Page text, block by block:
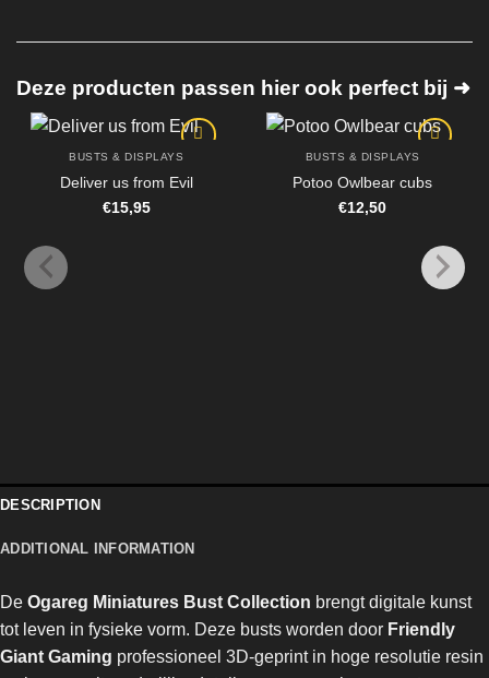
Deze producten passen hier ook perfect bij ➜
BUSTS & DISPLAYS
Deliver us from Evil
€15,95
BUSTS & DISPLAYS
Potoo Owlbear cubs
€12,50
DESCRIPTION
ADDITIONAL INFORMATION
De Ogareg Miniatures Bust Collection brengt digitale kunst
tot leven in fysieke vorm. Deze busts worden door Friendly
Giant Gaming professioneel 3D-geprint in hoge resolutie resin